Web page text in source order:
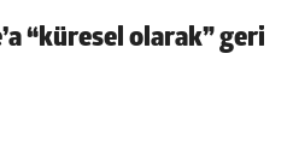
“küresel olarak” geri